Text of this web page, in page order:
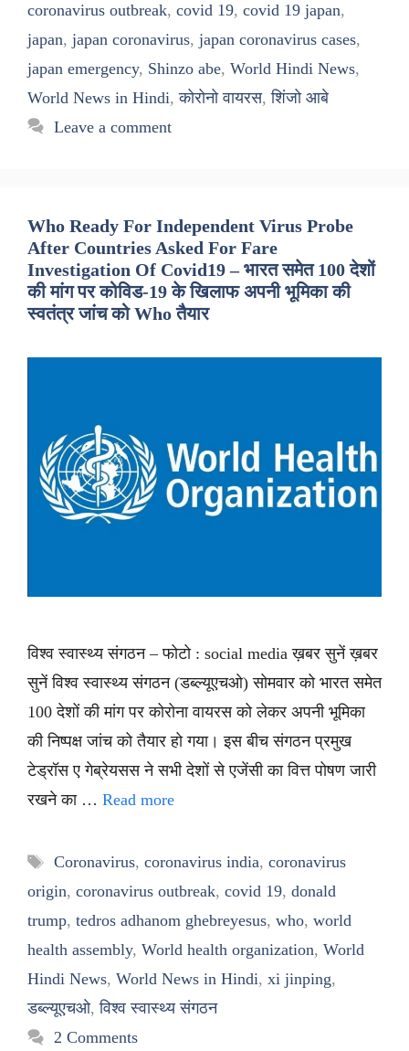
coronavirus outbreak, covid 19, covid 19 japan,
japan, japan coronavirus, japan coronavirus cases,
japan emergency, Shinzo abe, World Hindi News,
World News in Hindi,कोरोनो वायरस,शिंजो आबे
Leave a comment
Who Ready For Independent Virus Probe
After Countries Asked For Fare
Investigation Of Covid19 – भारत समेत 100 देशों
की मांग पर कोविड-19 के खिलाफ अपनी भूमिका की
स्वतंत्र जांच को Who तैयार
विश्व स्वास्थ्य संगठन – फोटो : social media ख़बर सुनें ख़बर
सुनें विश्व स्वास्थ्य संगठन (डब्ल्यूएचओ) सोमवार को भारत समेत
100 देशों की मांग पर कोरोना वायरस को लेकर अपनी भूमिका
की निष्पक्ष जांच को तैयार हो गया। इस बीच संगठन प्रमुख
टेड्रॉस ए गेब्रेयसस ने सभी देशों से एजेंसी का वित्त पोषण जारी
रखने का … Read more
Tags
Coronavirus, coronavirus india, coronavirus
origin, coronavirus outbreak, covid 19, donald
trump, tedros adhanom ghebreyesus, who, world
health assembly, World health organization, World
Hindi News, World News in Hindi, xi jinping,
डब्ल्यूएचओ,विश्व स्वास्थ्य संगठन
2 Comments